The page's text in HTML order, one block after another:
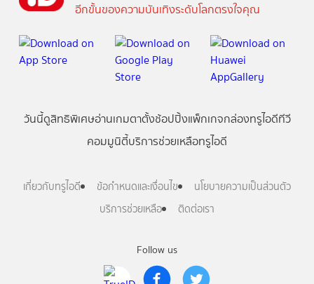
Follow us
อีกขั้นของความบันเทิงระดับโลกตรงใจคุณ
วันนี้ดูสิทธิพิเศษอ่านเกมตาตั้งช้อปปิ้งแพ็กเกจกล่องทรูไอดีทีวี
คอมมูนิตี้บริการช่วยเหลือทรูไอดี
เกี่ยวกับทรูไอดี ข้อกำหนดและเงื่อนไข
นโยบายความเป็นส่วนตัว
บริการช่วยเหลือ
ติดต่อเรา